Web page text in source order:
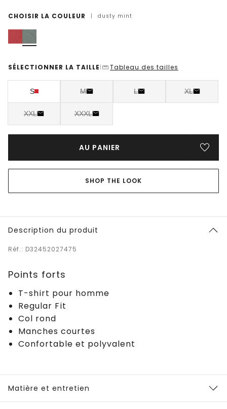
CHOISIR LA COULEUR | dusty mint
SÉLECTIONNER LA TAILLE | Tableau des tailles
S M L XL
XXL XXXL
AU PANIER
SHOP THE LOOK
Description du produit
Réf.: D32452027475
Points forts
T-shirt pour homme
Regular Fit
Col rond
Manches courtes
Confortable et polyvalent
Matière et entretien